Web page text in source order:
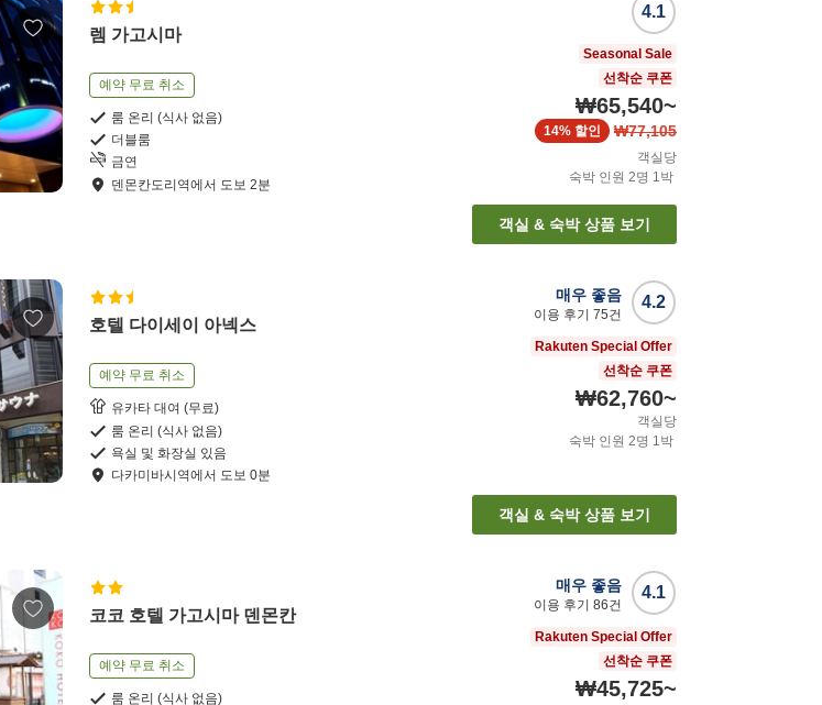
렘 가고시마
예약 무료 취소
룸 온리 (식사 없음)
더블룸
금연
덴몬칸도리역에서 도보 2분
4.1
Seasonal Sale
선착순 쿠폰
₩65,540~
₩77,105
14% 할인
객실당
숙박 인원 2명 1박
객실 & 숙박 상품 보기
호텔 다이세이 아넥스
예약 무료 취소
유카타 대여 (무료)
룸 온리 (식사 없음)
욕실 및 화장실 있음
다카미바시역에서 도보 0분
4.2
매우 좋음
이용 후기 75건
Rakuten Special Offer
선착순 쿠폰
₩62,760~
객실당
숙박 인원 2명 1박
객실 & 숙박 상품 보기
코코 호텔 가고시마 덴몬칸
예약 무료 취소
룸 온리 (식사 없음)
4.1
매우 좋음
이용 후기 86건
Rakuten Special Offer
선착순 쿠폰
₩45,725~